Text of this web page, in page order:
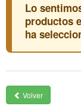
Lo
productos
ha
Volver